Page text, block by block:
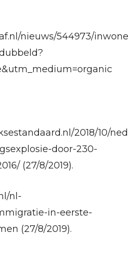
nieuws/544973/
2018/10/
door-230-
(27/8/2019).
nl-
in-eerste-
(27/8/2019).